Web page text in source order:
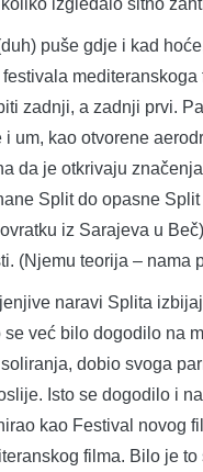
izgledalo sitno
puše gdje i kad hoće,
zadnji, a zadnji prvi.
um, kao otvorene
da je otkrivaju
Split do opasne
iz Sarajeva u
(Njemu teorija – nama
naravi Splita
se već bilo dogodilo na
dobio svoga
Isto se dogodilo i
kao Festival novog
filma. Bilo je